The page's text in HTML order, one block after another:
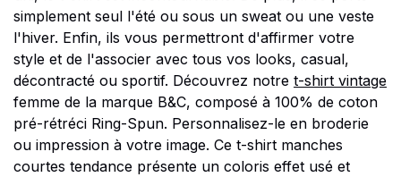
simplement seul l'été ou sous un sweat ou une veste
l'hiver. Enfin, ils vous permettront d'affirmer votre
style et de l'associer avec tous vos looks, casual,
décontracté ou sportif. Découvrez notre t-shirt vintage
femme de la marque B&C, composé à 100% de coton
pré-rétréci Ring-Spun. Personnalisez-le en broderie
ou impression à votre image. Ce t-shirt manches
courtes tendance présente un coloris effet usé et